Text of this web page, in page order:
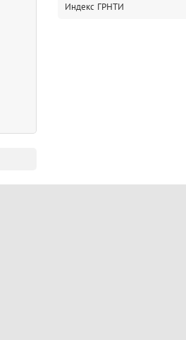
Индекс ГРНТИ